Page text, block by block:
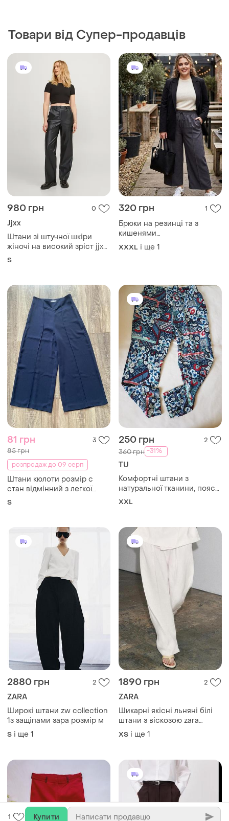
Товари від Супер-продавців
980 грн 0
Jjxx
Штани зі штучної шкіри
жіночі на високий зріст jjxx
s-34 (12345834-50)
S
320 грн 1
Брюки на резинці та з
кишенями
заміри:пот-47(57)см,
пос-68см,довжина виробу
XXXL і ще 1
81 грн 3
85 грн
розпродаж до 09 серп
Штани кюлоти розмір с
стан відмінний з легкої
тканини
S
250 грн 2
360 грн -31%
TU
Комфортні штани з
натуральної тканини, пояс
на резинці,є кармани,
довжина 104см, посадка
ззаду 44см
XXL
2880 грн 2
ZARA
Широкі штани zw collection
1з защіпами зара розмір м
S і ще 1
1890 грн 2
ZARA
Шикарні якісні льняні білі
штани з віскозою zara
⚡⚡⚡⚡⚡⚡⚡⚡⚡⚡⚡
ХS і ще 1
1 Купити